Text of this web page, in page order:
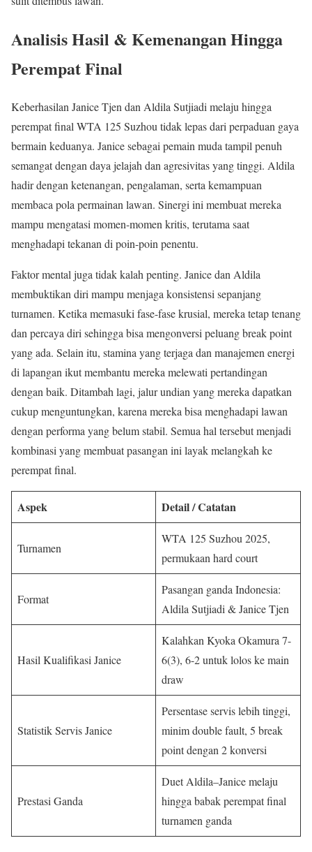
Analisis Hasil & Kemenangan Hingga
Perempat Final
Keberhasilan Janice Tjen dan Aldila Sutjiadi melaju hingga
perempat final WTA 125 Suzhou tidak lepas dari perpaduan gaya
bermain keduanya. Janice sebagai pemain muda tampil penuh
semangat dengan daya jelajah dan agresivitas yang tinggi. Aldila
hadir dengan ketenangan, pengalaman, serta kemampuan
membaca pola permainan lawan. Sinergi ini membuat mereka
mampu mengatasi momen-momen kritis, terutama saat
menghadapi tekanan di poin-poin penentu.
Faktor mental juga tidak kalah penting. Janice dan Aldila
membuktikan diri mampu menjaga konsistensi sepanjang
turnamen. Ketika memasuki fase-fase krusial, mereka tetap tenang
dan percaya diri sehingga bisa mengonversi peluang break point
yang ada. Selain itu, stamina yang terjaga dan manajemen energi
di lapangan ikut membantu mereka melewati pertandingan
dengan baik. Ditambah lagi, jalur undian yang mereka dapatkan
cukup menguntungkan, karena mereka bisa menghadapi lawan
dengan performa yang belum stabil. Semua hal tersebut menjadi
kombinasi yang membuat pasangan ini layak melangkah ke
perempat final.
Aspek Detail / Catatan
Turnamen
WTA 125 Suzhou 2025,
permukaan hard court
Format
Pasangan ganda Indonesia:
Aldila Sutjiadi & Janice Tjen
Hasil Kualifikasi Janice
Kalahkan Kyoka Okamura 7-
6(3), 6-2 untuk lolos ke main
draw
Statistik Servis Janice
Persentase servis lebih tinggi,
minim double fault, 5 break
point dengan 2 konversi
Prestasi Ganda
Duet Aldila–Janice melaju
hingga babak perempat final
turnamen ganda